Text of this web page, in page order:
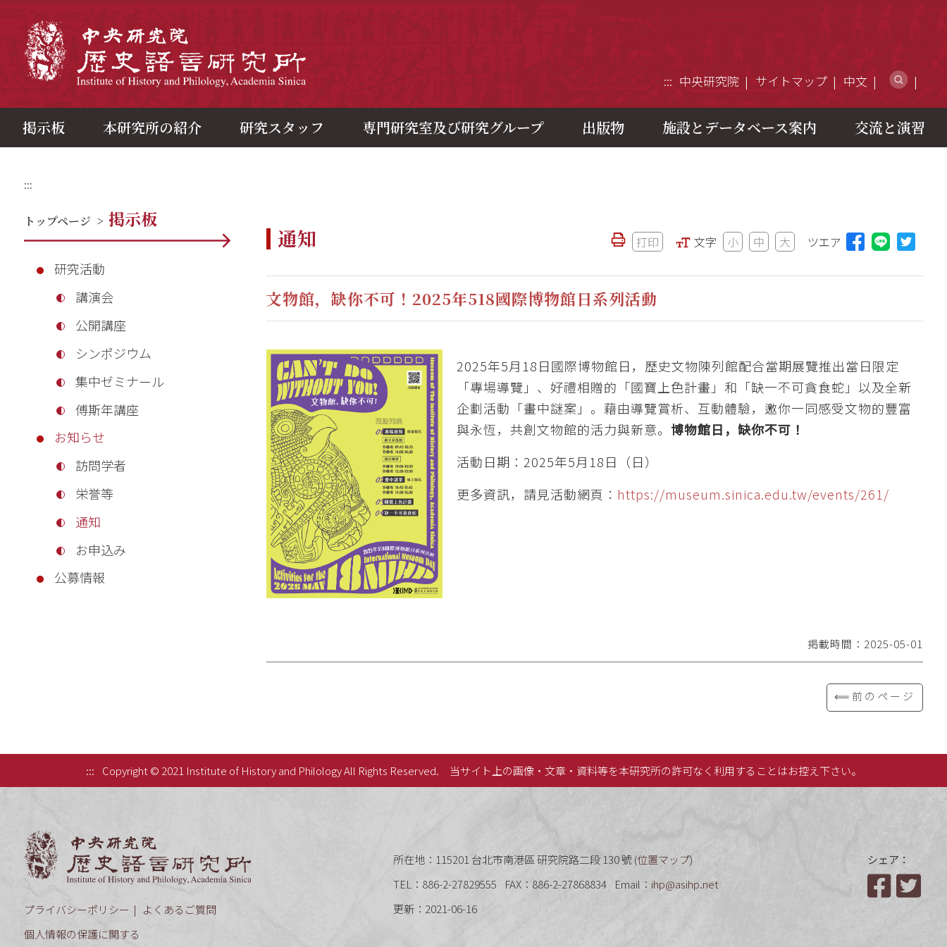
::: 中央研究院 サイトマップ 中文 ウェ
掲示板 本研究所の紹介 研究スタッフ 専門研究室及び研究グループ 出版物 施設とデータベース案内 交流と演習
:::
トップページ > 掲示板
研究活動
講演会
公開講座
シンポジウム
集中ゼミナール
傅斯年講座
お知らせ
訪問学者
栄誉等
通知
お申込み
公募情報
通知 打印 文字 小 中 大 ツエア Lineに投
文物館，缺你不可！2025年518國際博物館日系列活動
2025年5月18日國際博物館日，歷史文物陳列館配合當期展覽推出當日限定
「專場導覽」、好禮相贈的「國寶上色計畫」和「缺一不可貪食蛇」以及全新
企劃活動「畫中謎案」。藉由導覽賞析、互動體驗，邀你一同感受文物的豐富
與永恆，共創文物館的活力與新意。博物館日，缺你不可！
活動日期：2025年5月18日（日）
更多資訊，請見活動網頁： https://museum.sinica.edu.tw/events/261/
掲載時間：2025-05-01
⟸前のページ
::: Copyright © 2021 Institute of History and Philology All Rights Reserved. 当サイト上の画像・文章・資料等を本研究所の許可なく利用することはお控え下さい。
プライバシーポリシー
よくあるご質問
個人情報の保護に関する
所在地：115201 台北市南港區 研究院路二段 130 號 (位置マップ)
TEL：886-2-27829555
FAX：886-2-27868834 Email： ihp@asihp.net
更新：2021-06-16
シェア：
Facebook